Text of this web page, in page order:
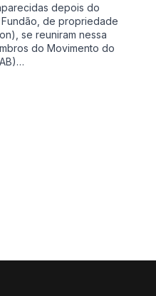
depois do
de propriedade
se reuniram nessa
do Movimento do